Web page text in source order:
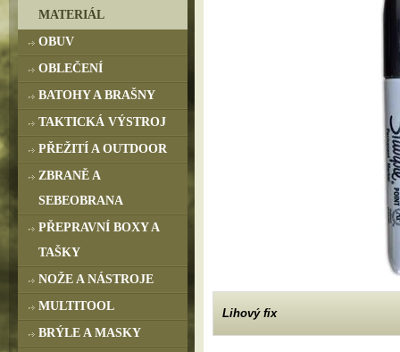
Lihový fix
MATERIÁL
OBUV
OBLEČENÍ
BATOHY A BRAŠNY
TAKTICKÁ VÝSTROJ
PŘEŽITÍ A OUTDOOR
ZBRANĚ A
SEBEOBRANA
PŘEPRAVNÍ BOXY A
TAŠKY
NOŽE A NÁSTROJE
MULTITOOL
BRÝLE A MASKY